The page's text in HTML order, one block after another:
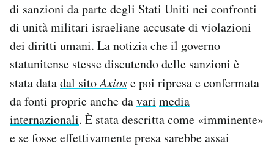
Hai bisogno di aiuto?
Esci
di sanzioni da parte degli Stati Uniti nei confronti
di unità militari israeliane accusate di violazioni
dei diritti umani. La notizia che il governo
statunitense stesse discutendo delle sanzioni è
stata datadal sitoAxiose poi ripresa e confermata
da fonti proprie anche davari media
internazionali. È stata descritta come «imminente»
e se fosse effettivamente presa sarebbe assai